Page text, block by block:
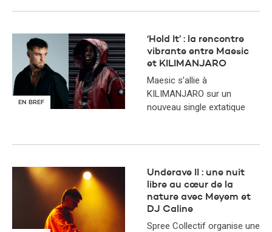
EN BREF
‘Hold It’ : la rencontre
vibrante entre Maesic
et KILIMANJARO
Maesic s’allie à
KILIMANJARO sur un
nouveau single extatique
Underave II : une nuit
libre au cœur de la
nature avec Meyem et
DJ Caline
Spree Collectif organise une